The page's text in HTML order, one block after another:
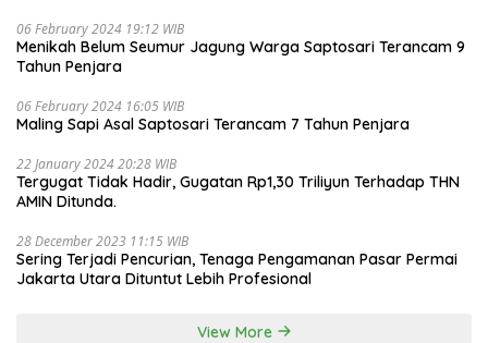
06 February 2024 19:12 WIB
Menikah Belum Seumur Jagung Warga Saptosari Terancam 9
Tahun Penjara
06 February 2024 16:05 WIB
Maling Sapi Asal Saptosari Terancam 7 Tahun Penjara
22 January 2024 20:28 WIB
Tergugat Tidak Hadir, Gugatan Rp1,30 Triliyun Terhadap THN
AMIN Ditunda.
28 December 2023 11:15 WIB
Sering Terjadi Pencurian, Tenaga Pengamanan Pasar Permai
Jakarta Utara Dituntut Lebih Profesional
View More